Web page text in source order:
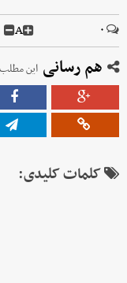
۰ A
هم رسانی این
کلمات کلیدی: